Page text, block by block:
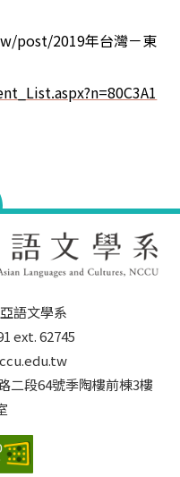
post/2019年台灣－東
語文學系
ext. 62745
二段64號季陶樓前棟3樓